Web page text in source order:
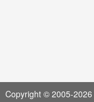
Copyright © 2005-2026